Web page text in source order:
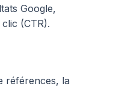
Google,
(CTR).
références, la